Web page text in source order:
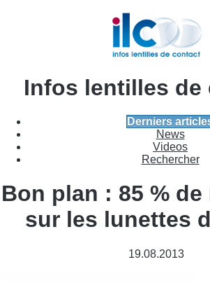
Infos lentilles de
Derniers
News
Videos
Rechercher
Bon plan : 85 %
sur les lunettes
19.08.2013